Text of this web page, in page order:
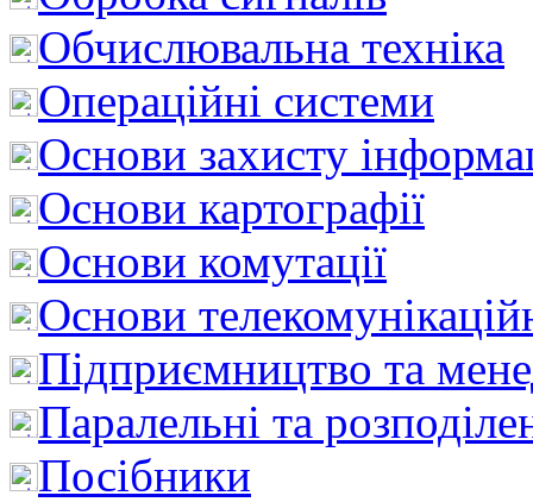
Обчислювальна техніка
Операційні системи
Основи захисту
Основи картографії
Основи комутації
Основи
Підприємництво та
Паралельні та
Посібники